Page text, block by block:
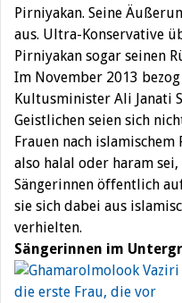
Pirniyakan. Seine
aus. Ultra-Konservative
Pirniyakan sogar seinen
Im November 2013
Kultusminister Ali Janati
Geistlichen seien sich
Frauen nach
also halal oder haram
Sängerinnen öffentlich
sie sich dabei aus
verhielten.
Sängerinnen im